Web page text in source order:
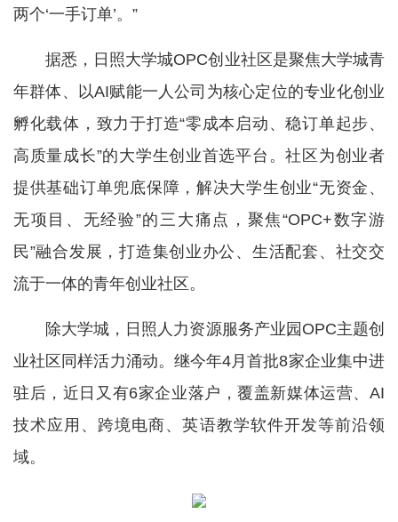
两个‘一手订单’。”
据悉，日照大学城OPC创业社区是聚焦大学城青
年群体、以AI赋能一人公司为核心定位的专业化创业
孵化载体，致力于打造“零成本启动、稳订单起步、
高质量成长”的大学生创业首选平台。社区为创业者
提供基础订单兜底保障，解决大学生创业“无资金、
无项目、无经验”的三大痛点，聚焦“OPC+数字游
民”融合发展，打造集创业办公、生活配套、社交交
流于一体的青年创业社区。
除大学城，日照人力资源服务产业园OPC主题创
业社区同样活力涌动。继今年4月首批8家企业集中进
驻后，近日又有6家企业落户，覆盖新媒体运营、AI
技术应用、跨境电商、英语教学软件开发等前沿领
域。